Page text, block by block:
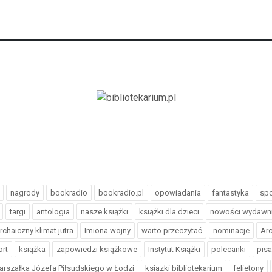
nagrody bookradio bookradio.pl opowiadania fantastyka
targi antologia nasze książki książki dla dzieci nowości
klimat jutra Imiona wojny warto przeczytać nominacje
książka zapowiedzi książkowe Instytut Książki polecanki
Józefa Piłsudskiego w Łodzi ksiazki bibliotekarium felietony